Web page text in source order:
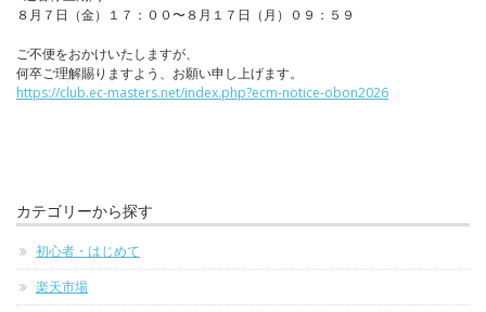
８月７日（金）１７：００〜８月１７日（月）０９：５９
ご不便をおかけいたしますが、
何卒ご理解賜りますよう、お願い申し上げます。
https://club.ec-masters.net/index.php?ecm-notice-obon2026
カテゴリーから探す
初心者・はじめて
楽天市場